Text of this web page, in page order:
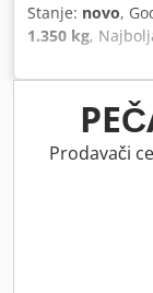
Stanje: novo,
1.350 kg,
200 mm, raster
rupa 28 mm,
950 kg S
dodatne
Upakirano u
Prodavači